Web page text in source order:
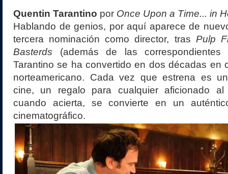
Quentin Tarantino por Once Upon a Time... in
Hablando de genios, por aquí aparece de
tercera nominación como director, tras Pulp
Basterds (además de las
Tarantino se ha convertido en dos décadas en
norteamericano. Cada vez que estrena es
cine, un regalo para cualquier aficionado
cuando acierta, se convierte en un
cinematográfico.